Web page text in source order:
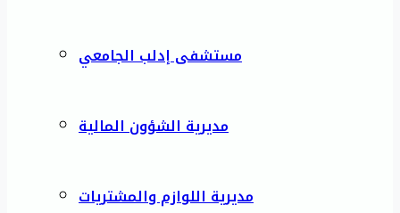
مستشفى إدلب الجامعي
مديرية الشؤون المالية
مديرية اللوازم والمشتريات